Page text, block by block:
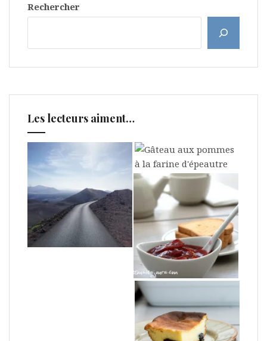
Rechercher
Les lecteurs aiment…